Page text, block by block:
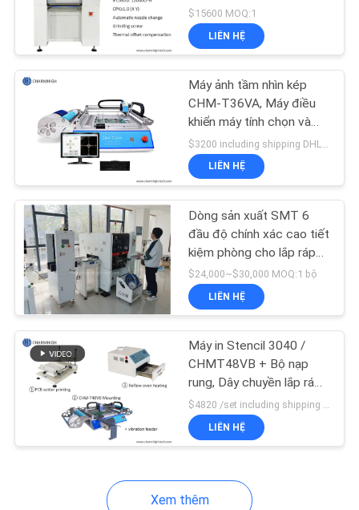
SƠ
TRANG
CHÍNH
SÁCH
BẢO
MẬT
$15600 MOQ:1
LIÊN HỆ
Máy ảnh tầm nhìn kép
CHM-T36VA, Máy điều
khiển máy tính chọn và
đặt SMT Chmt36va
LIÊN HỆ
Dòng sản xuất SMT 6
đầu độ chính xác cao tiết
kiệm phòng cho lắp ráp
PCB hiệu quả
$24,000~$30,000 MOQ:1 bộ
LIÊN HỆ
Máy in Stencil 3040 /
CHMT48VB + Bộ nạp
rung, Dây chuyền lắp ráp
SMT PCB / Lò nướng
Reflow BRT-420
$4820 /set including shipping DHL MOQ:1 bộ
LIÊN HỆ
Xem thêm